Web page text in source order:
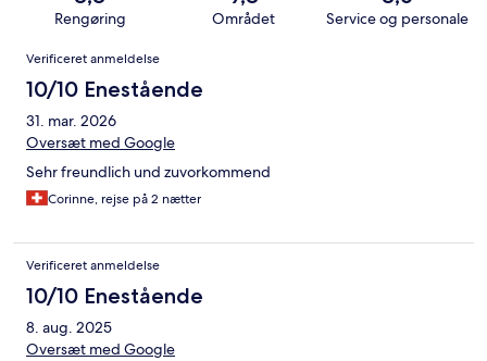
Rengøring Området Service og personale
Anmeldelser
Verificeret anmeldelse
10/10 Enestående
31. mar. 2026
Oversæt med Google
Sehr freundlich und zuvorkommend
Corinne, rejse på 2 nætter
Verificeret anmeldelse
10/10 Enestående
8. aug. 2025
Oversæt med Google